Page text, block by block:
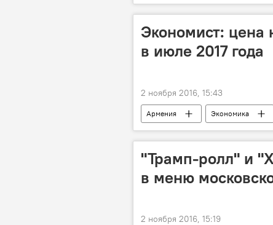
визит
Эдвард Налбандян
Экономист: цена
в июле 2017 года
2 ноября 2016, 15:43
Армения Экономика
"Трамп-ролл" и
в меню
2 ноября 2016, 15:19